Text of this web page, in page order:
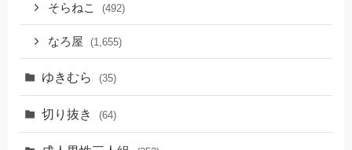
そらねこ (492)
なろ屋 (1,655)
ゆきむら (35)
切り抜き (64)